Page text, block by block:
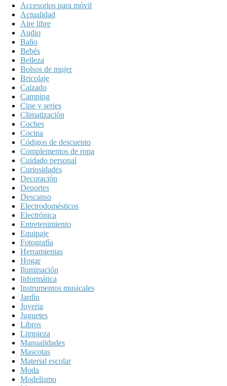
Accesorios para móvil
Actualidad
Aire libre
Audio
Baño
Bebés
Belleza
Bolsos de mujer
Bricolaje
Calzado
Camping
Cine y series
Climatización
Coches
Cocina
Códigos de descuento
Complementos de ropa
Cuidado personal
Curiosidades
Decoración
Deportes
Descanso
Electrodomésticos
Electrónica
Entretenimiento
Equipaje
Fotografía
Herramientas
Hogar
Iluminación
Informática
Instrumentos musicales
Jardín
Joyeria
Juguetes
Libros
Limpieza
Manualidades
Mascotas
Material escolar
Moda
Modelismo